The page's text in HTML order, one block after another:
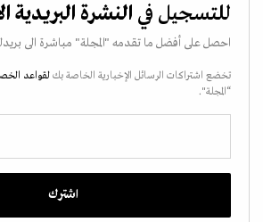
للتسجيل في النشرة البريدية
احصل على أفضل ما تقدمه "المجلة" مباشرة الى
تخضع اشتراكات الرسائل الإخبارية الخاصة بك لقواعد
“المجلة".